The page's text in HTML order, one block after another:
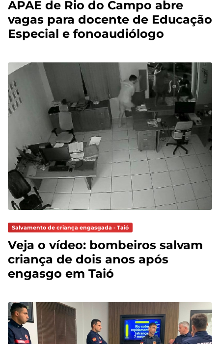
APAE de Rio do Campo abre
vagas para docente de Educação
Especial e fonoaudiólogo
Salvamento de criança engasgada - Taió
Veja o vídeo: bombeiros salvam
criança de dois anos após
engasgo em Taió